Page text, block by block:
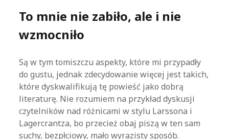
To mnie nie zabiło, ale i nie
wzmocniło
Są w tym tomiszczu aspekty, które mi przypadły
do gustu, jednak zdecydowanie więcej jest takich,
które dyskwalifikują tę powieść jako dobrą
literaturę. Nie rozumiem na przykład dyskusji
czytelników nad różnicami w stylu Larssona i
Lagercrantza, bo przecież obaj piszą w ten sam
suchy, bezpłciowy, mało wyrazisty sposób.